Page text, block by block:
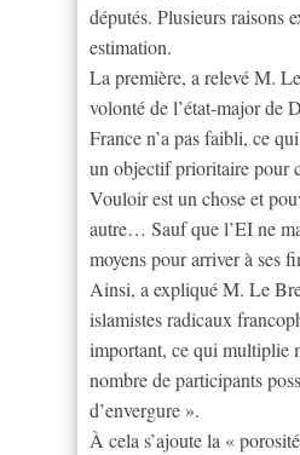
députés. Plusieurs raisons
estimation.
La première, a relevé M.
volonté de l’état-major de
France n’a pas faibli, ce
un objectif prioritaire pour
Vouloir est un chose et
autre… Sauf que l’EI ne
moyens pour arriver à ses
Ainsi, a expliqué M. Le
islamistes radicaux
important, ce qui multiplie
nombre de participants
d’envergure ».
À cela s’ajoute la «